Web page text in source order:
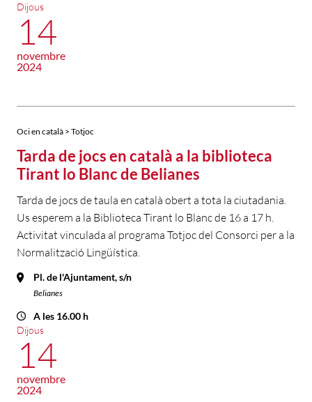
Dijous
14
novembre
2024
Oci en català > Totjoc
Tarda de jocs en català a la biblioteca
Tirant lo Blanc de Belianes
Tarda de jocs de taula en català obert a tota la ciutadania.
Us esperem a la Biblioteca Tirant lo Blanc de 16 a 17 h.
Activitat vinculada al programa Totjoc del Consorci per a la
Normalització Lingüística.
Pl. de l'Ajuntament, s/n
Belianes
A les 16.00 h
Dijous
14
novembre
2024